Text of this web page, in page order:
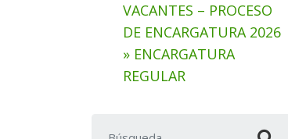
VACANTES – PROCESO
DE ENCARGATURA 2026
» ENCARGATURA
REGULAR